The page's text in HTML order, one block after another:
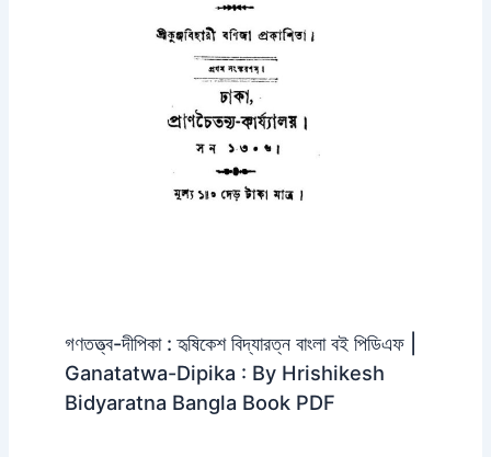
গণতত্ত্ব-দীপিকা : হৃষিকেশ বিদ্যারত্ন বাংলা বই পিডিএফ |
Ganatatwa-Dipika : By Hrishikesh
Bidyaratna Bangla Book PDF